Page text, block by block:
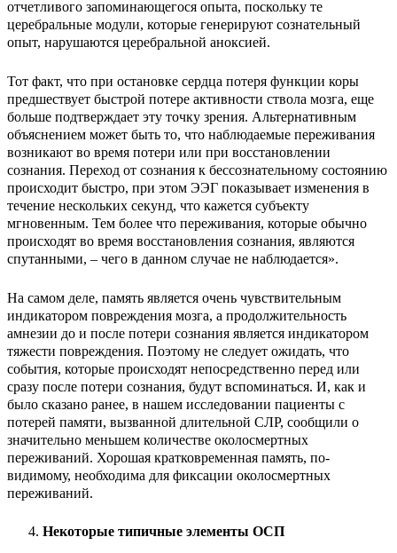
отчетливого запоминающегося опыта, поскольку те
церебральные модули, которые генерируют сознательный
опыт, нарушаются церебральной аноксией.
Тот факт, что при остановке сердца потеря функции коры
предшествует быстрой потере активности ствола мозга, еще
больше подтверждает эту точку зрения. Альтернативным
объяснением может быть то, что наблюдаемые переживания
возникают во время потери или при восстановлении
сознания. Переход от сознания к бессознательному состоянию
происходит быстро, при этом ЭЭГ показывает изменения в
течение нескольких секунд, что кажется субъекту
мгновенным. Тем более что переживания, которые обычно
происходят во время восстановления сознания, являются
спутанными, – чего в данном случае не наблюдается».
На самом деле, память является очень чувствительным
индикатором повреждения мозга, а продолжительность
амнезии до и после потери сознания является индикатором
тяжести повреждения. Поэтому не следует ожидать, что
события, которые происходят непосредственно перед или
сразу после потери сознания, будут вспоминаться. И, как и
было сказано ранее, в нашем исследовании пациенты с
потерей памяти, вызванной длительной СЛР, сообщили о
значительно меньшем количестве околосмертных
переживаний. Хорошая кратковременная память, по-
видимому, необходима для фиксации околосмертных
переживаний.
Некоторые типичные элементы ОСП